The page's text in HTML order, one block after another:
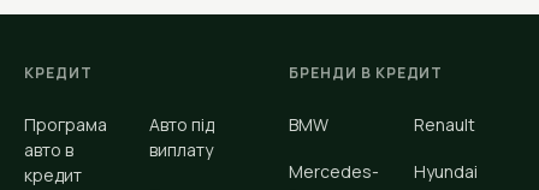
КРЕДИТ
Програма
авто в
кредит
Авто під
виплату
БРЕНДИ В КРЕДИТ
BMW
Mercedes-
Renault
Hyundai